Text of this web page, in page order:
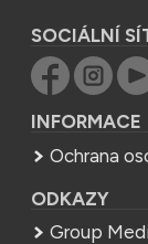
SOCIÁLNÍ
INFORMACE
Ochrana
ODKAZY
Group